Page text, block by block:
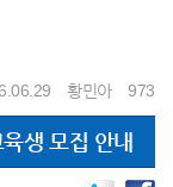
황민아 973
생 모집 안내